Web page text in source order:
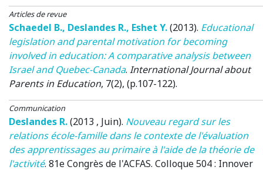
Articles de revue
Schaedel B., Deslandes R., Eshet Y.(2013). Educational
legislation and parental motivation for becoming
involved in education: A comparative analysis between
Israel and Quebec-Canada. International Journal about
Parents in Education, 7(2), (p.107-122).
Communication
Deslandes R.(2013 , Juin). Nouveau regard sur les
relations école-famille dans le contexte de l'évaluation
des apprentissages au primaire à l'aide de la théorie de
l'activité. 81e Congrès de l'ACFAS. Colloque 504 : Innover